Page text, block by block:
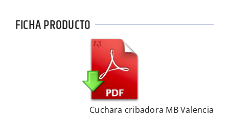
FICHA PRODUCTO
Cuchara cribadora MB Valencia